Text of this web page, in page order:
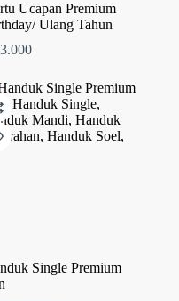
Ucapan Premium
Ulang Tahun
3.000
Single Premium